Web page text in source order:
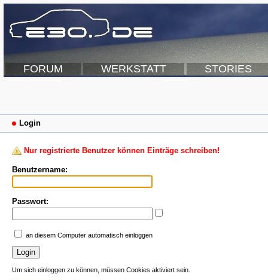
FORUM WERKSTATT STORIES
Login
Nur registrierte Benutzer können Einträge schreiben!
Benutzername:
Passwort:
an diesem Computer automatisch einloggen
Um sich einloggen zu können, müssen Cookies aktiviert sein.